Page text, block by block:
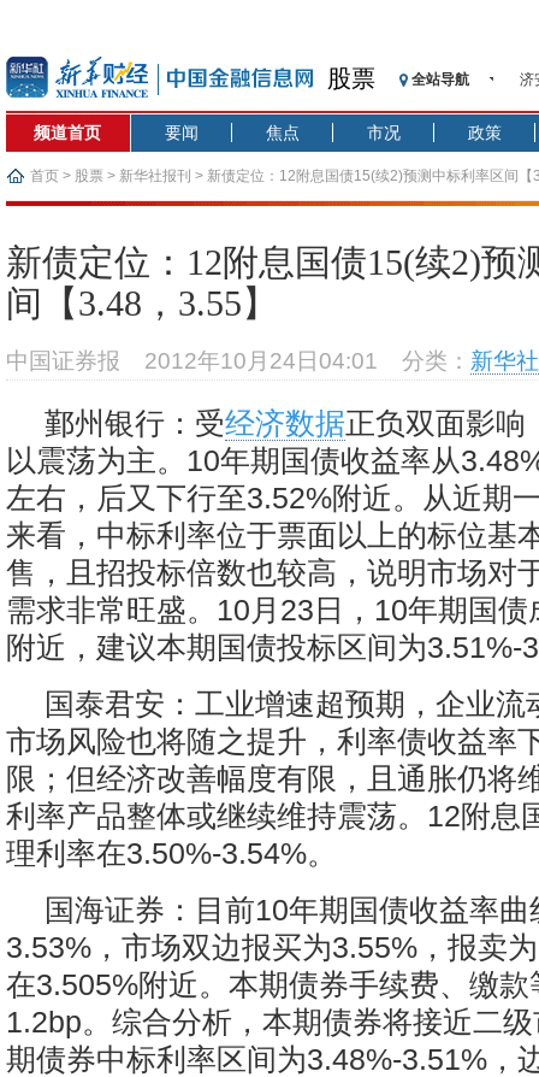
股票 全站导航
济
【
济
在
沥
频道首页 要闻 焦点 市况 政策
首页 > 股票 > 新华社报刊 > 新债定位：12附息国债15(续2)预测中标利率区间【
新债定位：12附息国债15(续2)预
间【3.48，3.55】
中国证券报 2012年10月24日04:01 分类： 新华
鄞州银行：受经济数据正负双面影响
以震荡为主。10年期国债收益率从
左右，后又下行至3.52%附近。从近期
来看，中标利率位于票面以上的标位基
售，且招投标倍数也较高，说明市场对
需求非常旺盛。10月23日，10年期国
附近，建议本期国债投标区间为3.51%-
国泰君安：工业增速超预期，企业流
市场风险也将随之提升，利率债收益率
限；但经济改善幅度有限，且通胀仍将
利率产品整体或继续维持震荡。12附息
理利率在3.50%-3.54%。
国海证券：目前10年期国债收益率曲
3.53%，市场双边报买为3.55%，报卖
在3.505%附近。本期债券手续费、缴
1.2bp。综合分析，本期债券将接近二
期债券中标利率区间为3.48%-3.51%，